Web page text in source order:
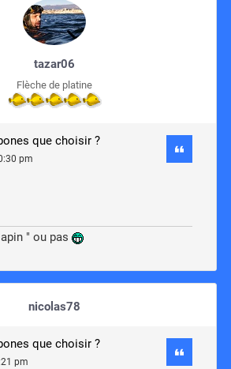
tazar06
Flèche de platine
que choisir ?
pm
" ou pas
nicolas78
que choisir ?
pm